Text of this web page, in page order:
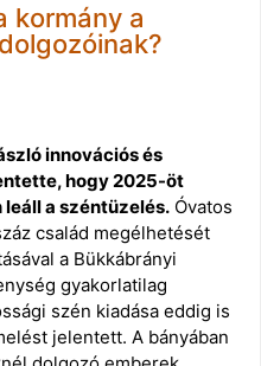
kormány a
innovációs és
hogy 2025-öt
a széntüzelés. Óvatos
család megélhetését
a Bükkábrányi
gyakorlatilag
szén kiadása eddig is
jelentett. A bányában